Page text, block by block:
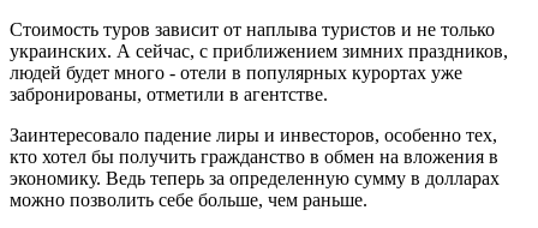
Стоимость туров зависит от наплыва туристов и не только
украинских. А сейчас, с приближением зимних праздников,
людей будет много - отели в популярных курортах уже
забронированы, отметили в агентстве.
Заинтересовало падение лиры и инвесторов, особенно тех,
кто хотел бы получить гражданство в обмен на вложения в
экономику. Ведь теперь за определенную сумму в долларах
можно позволить себе больше, чем раньше.